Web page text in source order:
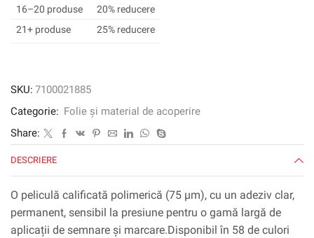
77,
Leaf
x
m
16–20 produse
20% reducere
21+ produse
25% reducere
SKU: 7100021885
Categorie: Folie și material de acoperire
Share:
DESCRIERE
O peliculă calificată polimerică (75 µm), cu un adeziv clar,
permanent, sensibil la presiune pentru o gamă largă de
aplicații de semnare și marcare.Disponibil în 58 de culori